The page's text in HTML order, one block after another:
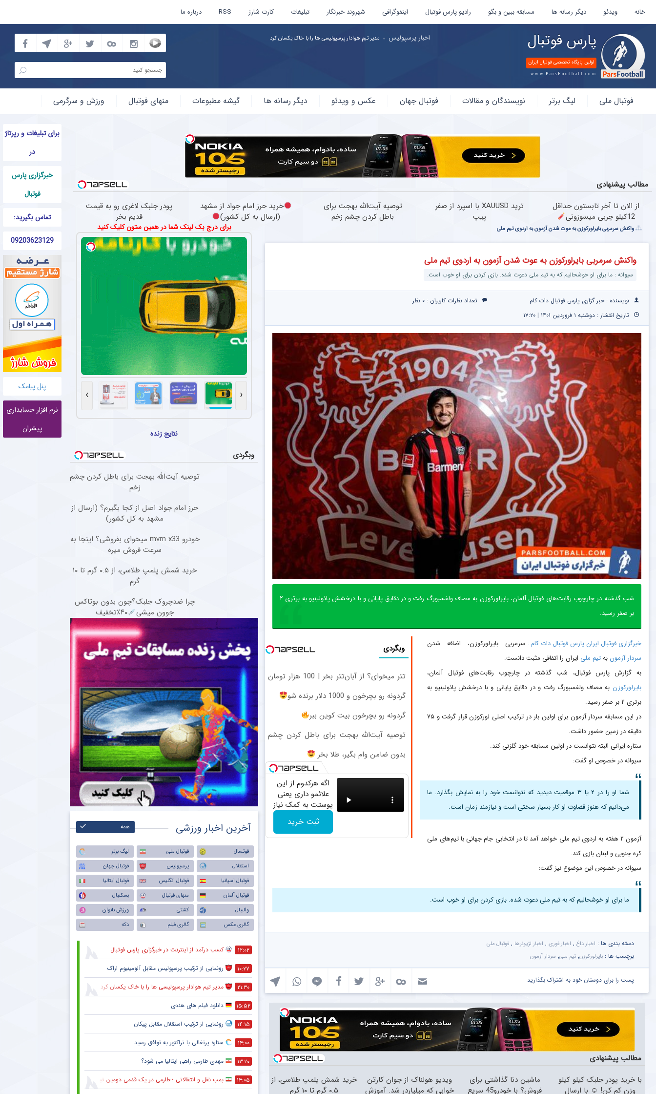
خانه ویدئو دیگر رسانه ها مسابقه ببین و بگو رادیو پارس فوتبال اینفوگرافی شهروند خبرنگار تبلیغات کارت شارژ RSS درباره ما
پارس فوتبال
اولین پایگاه تخصصی فوتبال ایران
www.ParsFootball.com
اخبار استقلال و پرسپولیس سقوط پرسپولیس و جهش فوق‌العاده استقلال ؛ جدید ترین رده‌بندی بهترین باشگاه های جهان + سند
فوتبال
فوتبال ملی لیگ برتر نویسندگان و مقالات فوتبال جهان عکس و ویدئو دیگر رسانه ها گیشه مطبوعات منهای فوتبال ورزش و سرگرمی
برای تبلیغات و رپرتاژ
در
خبرگزاری پارس
فوتبال
تماس بگیرید:
09203623129
پنل پیامک
نرم افزار حسابداری
پیشران
مطالب پیشنهادی
از الان تا آخر تابستون حداقل
12کیلو چربی میسوزونی
ترید XAUUSD با اسپرد از صفر
پیپ
توصیه آیت‌الله بهجت برای
باطل کردن چشم زخم
خرید حرز امام جواد از مشهد
(ارسال به کل کشور)
پودر جلبک لاغری رو به قیمت
قدیم بخر
واکنش سرمربی بایرلورکوزن به عوت شدن آزمون به اردوی تیم ملی
واکنش سرمربی بایرلورکوزن به عوت شدن آزمون به اردوی تیم ملی
سیوانه : ما برای او خوشحالیم که به تیم ملی دعوت شده. بازی کردن برای او خوب است.
نویسنده : خبر گزاری پارس فوتبال دات کام تعداد نظرات کاربران : ۰ نظر
تاریخ انتشار : دوشنبه ۱ فروردین ۱۴۰۱ | ۱۷:۲۰
شب گذشته در چارچوب رقابت‌های فوتبال آلمان، بایرلورکوزن به مصاف ولفسبورگ رفت و در دقایق پایانی و با درخشش پائولینیو به برتری ۲
بر صفر رسید.
وبگردی
تتر میخوای؟ از آبان‌تتر بخر | 100 هزار تومان
گردونه رو بچرخون و 1000 دلار برنده شو
گردونه رو بچرخون بیت کوین ببر
توصیه آیت‌الله بهجت برای باطل کردن چشم
بدون ضامن وام بگیر، طلا بخر
اگه هرکدوم از این
علائمو داری یعنی
پوستت به کمک نیاز
ثبت خرید
خبرگزاری فوتبال ایران پارس فوتبال دات کام : سرمربی بایرلورکوزن، اضافه شدن
سردار آزمونبهتیم ملی ایران را اتفاقی مثبت دانست.
به گزارش پارس فوتبال، شب گذشته در چارچوب رقابت‌های فوتبال آلمان،
بایرلورکوزن به مصاف ولفسبورگ رفت و در دقایق پایانی و با درخشش پائولینیو به
برتری ۲ بر صفر رسید.
در این مسابقه سردار آزمون برای اولین بار در ترکیب اصلی لورکوزن قرار گرفت و ۷۵
دقیقه در زمین حضور داشت.
ستاره ایرانی البته نتوانست در اولین مسابقه خود گلزنی کند.
سیوانه در خصوص او گفت:
شما او را در ۲ یا ۳ موقعیت دیدید که نتوانست خود را به نمایش بگذارد. ما
می‌دانیم که هنوز قضاوت او کار بسیار سختی است و نیازمند زمان است.
آزمون ۲ هفته به اردوی تیم ملی خواهد آمد تا در انتخابی جام جهانی با تیم‌های ملی
کره جنوبی و لبنان بازی کند.
سیوانه در خصوص این موضوع نیز گفت:
ما برای او خوشحالیم که به تیم ملی دعوت شده. بازی کردن برای او خوب است.
دسته بندی ها : اخبار داغ , اخبار فوری , اخبار لژیونرها , فوتبال ملی
برچسب ها : بایرلورکوزن, تیم ملی, سردار آزمون
پست را برای دوستان خود به اشتراک بگذارید
مطالب پیشنهادی
با خرید پودر جلبک کیلو کیلو
وزن کم کن! ☺ با ارسال
ماشین دنا گذاشتی برای
فروش؟ با خودرو45 سریع
ویدیو هولناک از جوان کارتن
خوابی که میلیاردر شد. آموزش
خرید شمش پلمپ طلاسی، از
۰.۵ گرم تا ۱۰ گرم
برای درج بک لینک شما در همین ستون کلیک کنید
‹
›
نتایج زنده
وبگردی
توصیه آیت‌الله بهجت برای باطل کردن چشم
زخم
حرز امام جواد اصل از کجا بگیرم؟ (ارسال از
مشهد به کل کشور)
خودرو mvm x33 میخوای بفروشی؟ اینجا به
سرعت فروش میره
خرید شمش پلمپ طلاسی، از ۰.۵ گرم تا ۱۰
گرم
چرا ضدچروک جلبک؟چون بدون بوتاکس
جوون میشی
۴۰٪تخفیف
آخرین اخبار ورزشی همه
فوتسال فوتبال ملی
لیگ برتر
استقلال
پرسپولیس
فوتبال جهان
فوتبال اسپانیا
فوتبال انگلیس
فوتبال ایتالیا
فوتبال آلمان
منهای فوتبال
بسکتبال
والیبال
کشتی
ورزش بانوان
گالری عکس
گالری فیلم دکه
۱۲:۰۲ کسب درآمد از اینترنت در خبرگزاری پارس فوتبال
۱۰:۲۷ رونمایی از ترکیب پرسپولیس‌ مقابل آلومینیوم اراک
۲۱:۳۰ مدیر تیم هوادار پرسپولیسی ها را با خاک یکسان کرد
۱۵:۵۲ دانلود فیلم های هندی
۱۴:۱۵ رونمایی از ترکیب استقلال مقابل پیکان
۱۴:۰۰ ستاره پرتغالی با تراکتور به توافق رسید
۱۳:۲۰ مهدی طارمی راهی ایتالیا می شود؟
۱۳:۰۵ بمب نقل و انتقالاتی ؛ طارمی در یک قدمی دومین تیم پرافتخار اروپا